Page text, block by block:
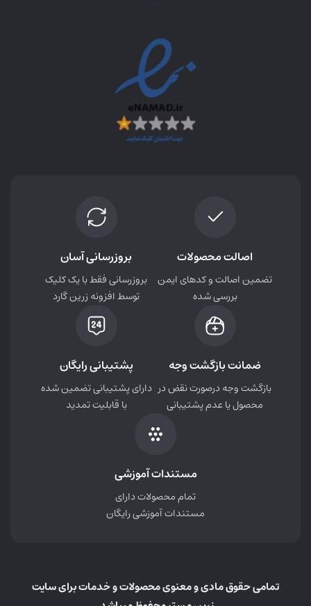
اصالت محصولات
تضمین اصالت و کدهای ایمن
بررسی شده
بروزرسانی آسان
بروزرسانی فقط با یک کلیک
توسط افزونه زرین گارد
ضمانت بازگشت وجه
بازگشت وجه درصورت نقض در
محصول یا عدم پشتیبانی
پشتیبانی رایگان
دارای پشتیبانی تضمین شده
با قابلیت تمدید
مستندات آموزشی
تمام محصولات دارای
مستندات آموزشی رایگان
تمامی حقوق مادی و معنوی محصولات و خدمات برای سایت